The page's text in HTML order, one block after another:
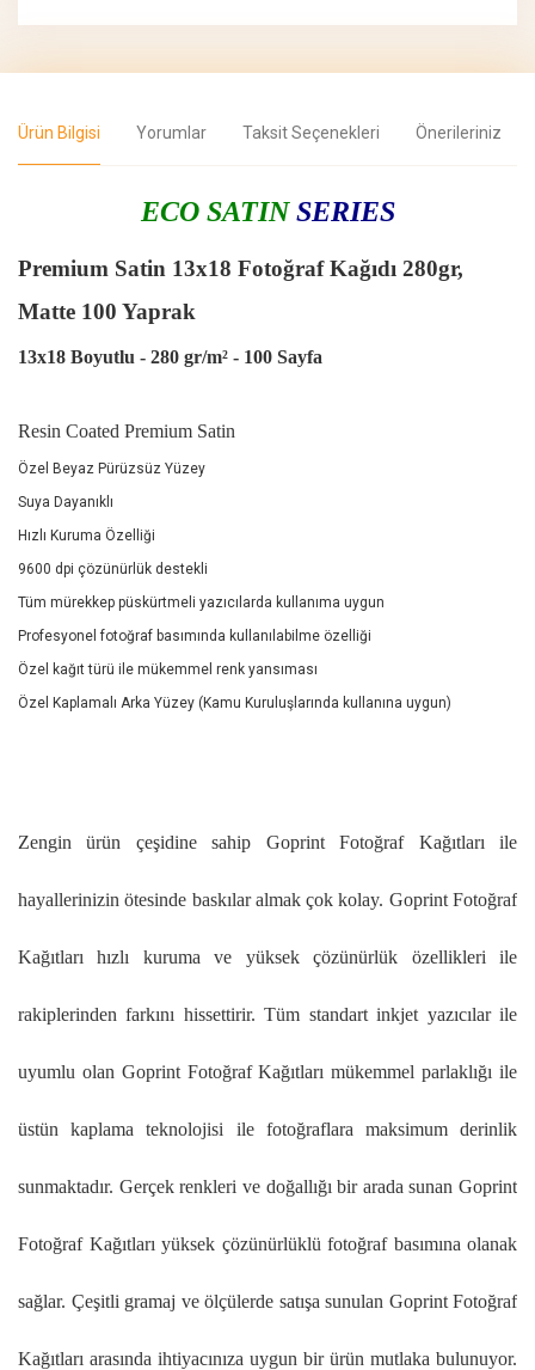
Ürün Bilgisi Yorumlar Taksit Seçenekleri Önerileriniz
ECO SATIN SERIES
Premium Satin 13x18 Fotoğraf Kağıdı 280gr,
Matte 100 Yaprak
13x18 Boyutlu - 280 gr/m² - 100 Sayfa
Resin Coated Premium Satin
Özel Beyaz Pürüzsüz Yüzey
Suya Dayanıklı
Hızlı Kuruma Özelliği
9600 dpi çözünürlük destekli
Tüm mürekkep püskürtmeli yazıcılarda kullanıma uygun
Profesyonel fotoğraf basımında kullanılabilme özelliği
Özel kağıt türü ile mükemmel renk yansıması
Özel Kaplamalı Arka Yüzey (Kamu Kuruluşlarında kullanına uygun)
Zengin ürün çeşidine sahip Goprint Fotoğraf Kağıtları ile
hayallerinizin ötesinde baskılar almak çok kolay. Goprint Fotoğraf
Kağıtları hızlı kuruma ve yüksek çözünürlük özellikleri ile
rakiplerinden farkını hissettirir. Tüm standart inkjet yazıcılar ile
uyumlu olan Goprint Fotoğraf Kağıtları mükemmel parlaklığı ile
üstün kaplama teknolojisi ile fotoğraflara maksimum derinlik
sunmaktadır. Gerçek renkleri ve doğallığı bir arada sunan Goprint
Fotoğraf Kağıtları yüksek çözünürlüklü fotoğraf basımına olanak
sağlar. Çeşitli gramaj ve ölçülerde satışa sunulan Goprint Fotoğraf
Kağıtları arasında ihtiyacınıza uygun bir ürün mutlaka bulunuyor.